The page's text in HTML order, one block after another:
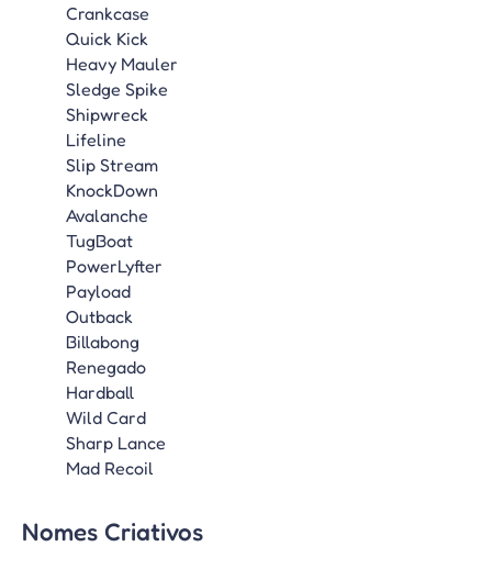
Crankcase
Quick Kick
Heavy Mauler
Sledge Spike
Shipwreck
Lifeline
Slip Stream
KnockDown
Avalanche
TugBoat
PowerLyfter
Payload
Outback
Billabong
Renegado
Hardball
Wild Card
Sharp Lance
Mad Recoil
Nomes Criativos